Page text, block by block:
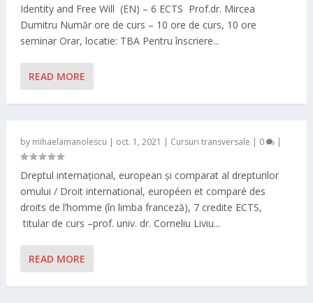
Identity and Free Will (EN) – 6 ECTS Prof.dr. Mircea
Dumitru Număr ore de curs – 10 ore de curs, 10 ore
seminar Orar, locatie: TBA Pentru înscriere...
READ MORE
by mihaelamanolescu | oct. 1, 2021 | Cursuri transversale | 0 |
Dreptul internațional, european și comparat al drepturilor
omului / Droit international, européen et comparé des
droits de l’homme (în limba franceză), 7 credite ECTS,
titular de curs –prof. univ. dr. Corneliu Liviu...
READ MORE